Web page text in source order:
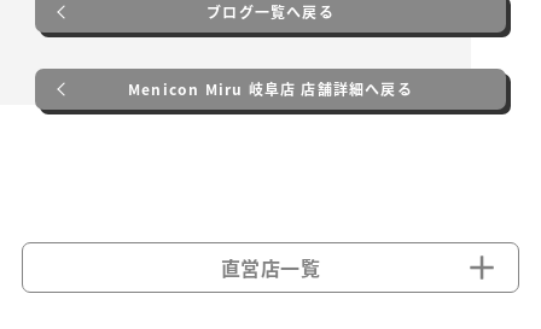
ブログ一覧へ戻る
Menicon Miru 岐阜店 店舗詳細へ戻る
直営店一覧